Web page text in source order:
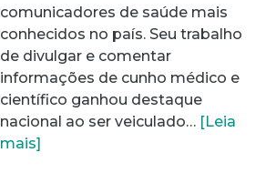
comunicadores de saúde mais
conhecidos no país. Seu trabalho
de divulgar e comentar
informações de cunho médico e
científico ganhou destaque
nacional ao ser veiculado… [Leia
mais]